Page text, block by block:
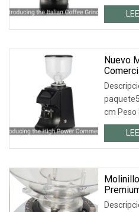
.lc-a-img
Nuevo
Gran
cm Peso
.lc-a-img
Muelas